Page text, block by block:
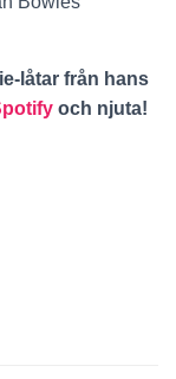
låtar från hans
och njuta!